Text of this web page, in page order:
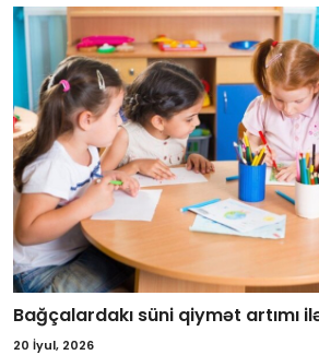
Bağçalardakı süni qiymət artımı
20 İyul, 2026